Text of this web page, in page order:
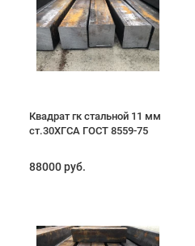
Квадрат гк стальной 11 мм
ст.30ХГСА ГОСТ 8559-75
88000 руб.